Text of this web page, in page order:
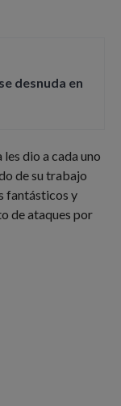
desnuda en
dio a cada uno
de su trabajo
fantásticos y
de ataques por